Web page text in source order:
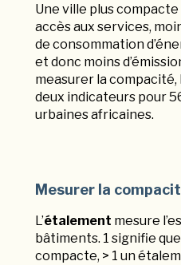
Une ville plus
accès aux services,
de consommation
et donc moins
measurer la compacité,
deux indicateurs pour
urbaines africaines.
Mesurer la
L’étalement mesure
bâtiments. 1 signifie
compacte, > 1 un